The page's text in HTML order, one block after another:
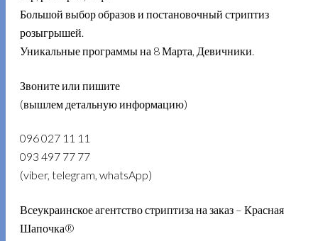
Большой выбор образов и постановочный стриптиз
розыгрышей.
Уникальные программы на 8 Марта, Девичники.
Звоните или пишите
(вышлем детальную информацию)
096 027 11 11
093 497 77 77
(viber, telegram, whatsApp)
Всеукраинское агентство стриптиза на заказ – Красная
Шапочка®